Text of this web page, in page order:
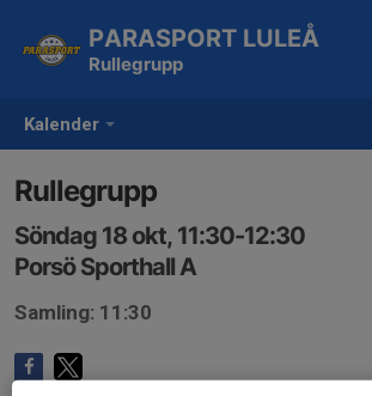
Kalender
PARASPORT LULEÅ
Rullegrupp
Rullegrupp
Söndag 18 okt, 11:30-12:30
Porsö Sporthall A
Samling: 11:30